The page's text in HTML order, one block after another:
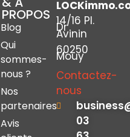
PROPOS
Blog
Qui
sommes-
nous ?
Nos
partenaires
Avis
14/16 Pl.
Dr
Avinin
60250
Mouy
Contactez-
nous
03